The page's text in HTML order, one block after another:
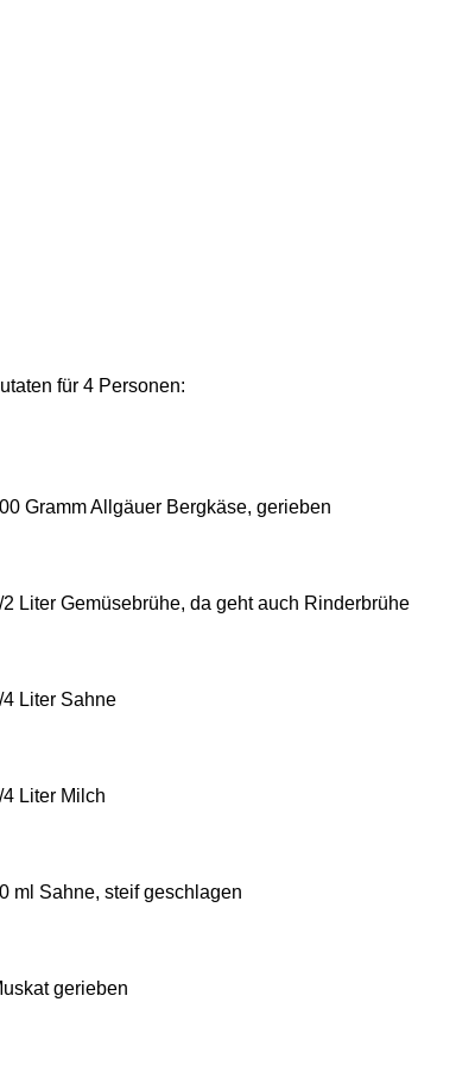
für 4 Personen:
Gramm Allgäuer Bergkäse, gerieben
2 Liter Gemüsebrühe, da geht auch Rinderbrühe
4 Liter Sahne
Liter Milch
ml Sahne, steif geschlagen
gerieben